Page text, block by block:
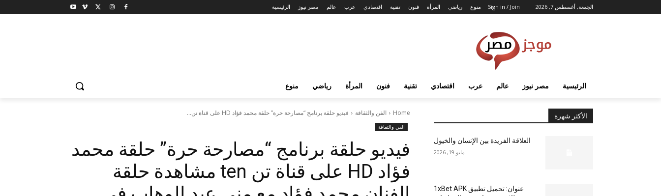
الجمعة, أغسطس 7, 2026 Sign in / Join الرئيسية مصر نيوز عالم عرب اقتصادي تقنية فنون المرأة رياضي منوع
الرئيسية مصر نيوز عالم عرب اقتصادي تقنية فنون المرأة رياضي منوع
Home الفن والثقافة فيديو حلقة برنامج “مصارحة حرة” حلقة محمد فؤاد HD على قناة تن...
الفن والثقافة
فيديو حلقة برنامج “مصارحة حرة” حلقة محمد
فؤاد HD على قناة تن ten مشاهدة حلقة
الأكثر شهرة
العلاقة الفريدة بين الإنسان والخيول
مايو 19, 2026
عنوان: تحميل تطبيق 1xBet APK